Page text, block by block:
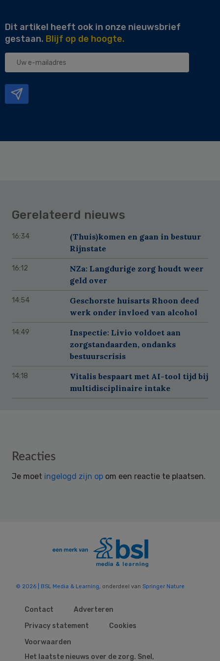
Dit artikel heeft ook in onze nieuwsbrief
gestaan. Blijf op de hoogte.
Uw
Gerelateerd nieuws
16:34
(Thuis)komen en gaan in bestuur
Rijnstate
16:12
NZa: Langdurige zorg houdt weer
geld over
14:54
Geschorste huisarts Rhoon deed
werk onder invloed van alcohol
14:49
Inspectie: Livio voldoet aan
zorgstandaarden, ondanks
bestuurscrisis
14:18
Vitalis bespaart met AI-tool tijd bij
multidisciplinaire intake
Reader
Reacties
Je moet ingelogd zijn op om een reactie te plaatsen.
© 2026 | BSL Media & Learning , onderdeel van Springer Nature
Contact
Adverteren
Privacy statement
Cookies
Voorwaarden
Het laatste nieuws over de zorg. Snel,